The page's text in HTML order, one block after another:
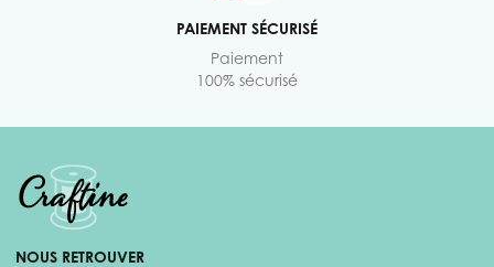
PAIEMENT SÉCURISÉ
Paiement
100% sécurisé
NOUS RETROUVER